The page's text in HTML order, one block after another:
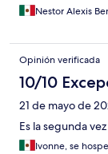
Nestor Alexis
Opinión verificada
10/10
21 de mayo de
Es la segunda
Ivonne, se